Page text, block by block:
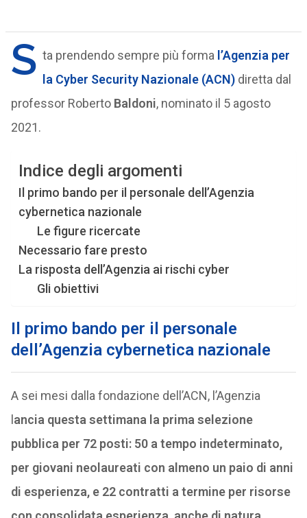
S ta prendendo sempre più forma l’Agenzia per
la Cyber Security Nazionale (ACN)diretta dal
professor Roberto Baldoni, nominato il 5 agosto
2021.
Indice degli argomenti
Il primo bando per il personale dell’Agenzia
cybernetica nazionale
Le figure ricercate
Necessario fare presto
La risposta dell’Agenzia ai rischi cyber
Gli obiettivi
Il primo bando per il personale
dell’Agenzia cybernetica nazionale
A sei mesi dalla fondazione dell’ACN, l’Agenzia
ancia questa settimana la prima selezione
pubblica per 72 posti: 50 a tempo indeterminato,
per giovani neolaureati con almeno un paio di anni
di esperienza, e 22 contratti a termine per risorse